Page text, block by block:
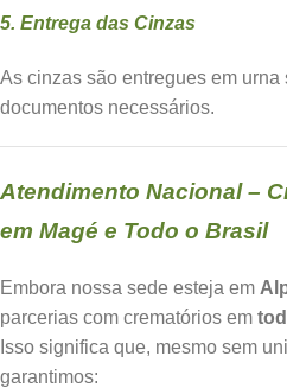
5. Entrega das Cinzas
As cinzas são entregues em urna
documentos necessários.
Atendimento Nacional –
em Magé e Todo o Brasil
Embora nossa sede esteja em
parcerias com crematórios em
Isso significa que, mesmo sem
garantimos: